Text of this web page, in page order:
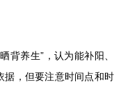
养生”，认为能补阳、
据，但要注意时间点和时